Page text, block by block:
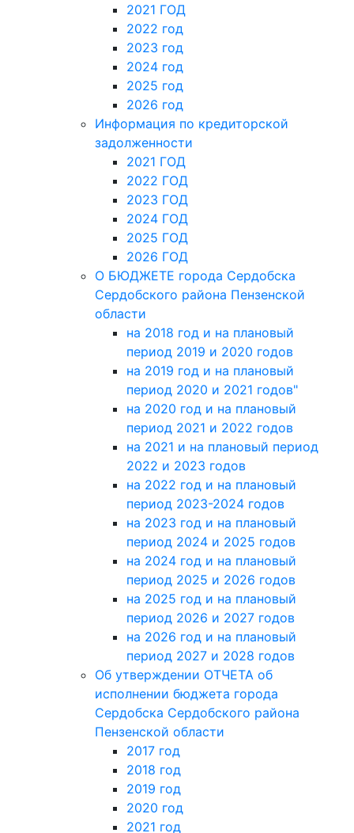
2021 ГОД
2022 год
2023 год
2024 год
2025 год
2026 год
Информация по кредиторской
задолженности
2021 ГОД
2022 ГОД
2023 ГОД
2024 ГОД
2025 ГОД
2026 ГОД
О БЮДЖЕТЕ города Сердобска
Сердобского района Пензенской
области
на 2018 год и на плановый
период 2019 и 2020 годов
на 2019 год и на плановый
период 2020 и 2021 годов"
на 2020 год и на плановый
период 2021 и 2022 годов
на 2021 и на плановый период
2022 и 2023 годов
на 2022 год и на плановый
период 2023-2024 годов
на 2023 год и на плановый
период 2024 и 2025 годов
на 2024 год и на плановый
период 2025 и 2026 годов
на 2025 год и на плановый
период 2026 и 2027 годов
на 2026 год и на плановый
период 2027 и 2028 годов
Об утверждении ОТЧЕТА об
исполнении бюджета города
Сердобска Сердобского района
Пензенской области
2017 год
2018 год
2019 год
2020 год
2021 год